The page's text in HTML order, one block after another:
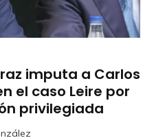
imputa a Carlos
el caso Leire por
privilegiada